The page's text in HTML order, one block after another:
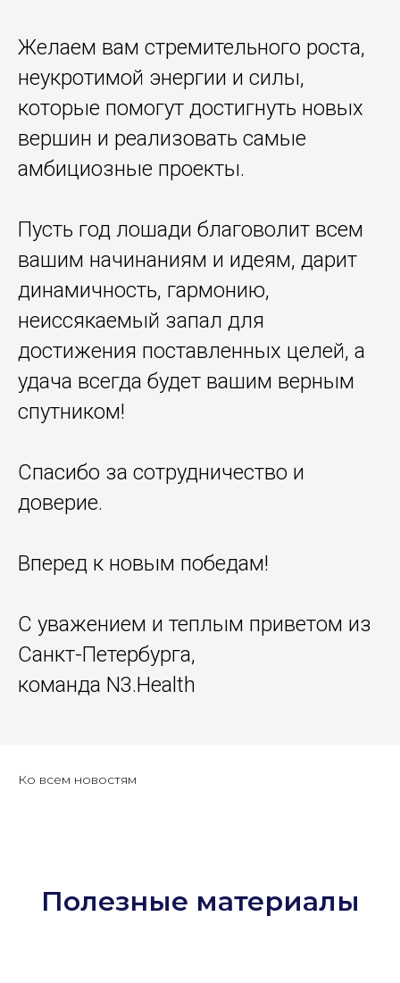
Желаем вам стремительного роста,
неукротимой энергии и силы,
которые помогут достигнуть новых
вершин и реализовать самые
амбициозные проекты.
Пусть год лошади благоволит всем
вашим начинаниям и идеям, дарит
динамичность, гармонию,
неиссякаемый запал для
достижения поставленных целей, а
удача всегда будет вашим верным
спутником!
Спасибо за сотрудничество и
доверие.
Вперед к новым победам!
С уважением и теплым приветом из
Санкт-Петербурга,
команда N3.Health
Ко всем новостям
Полезные материалы